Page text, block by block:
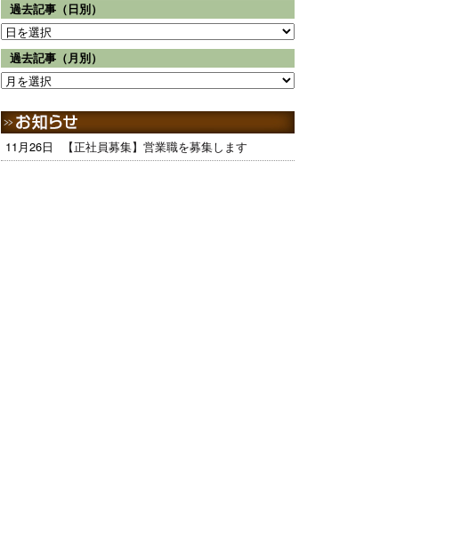
過去記事（日別）
過去記事（月別）
11月26日 【正社員募集】営業職を募集します